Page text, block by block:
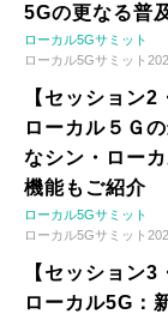
5Gの更なる普
ローカル5Gサミット
ローカル5Gサミット
【セッション
ローカル５Ｇ
なシン・ロー
機能もご紹介
ローカル5Gサミット
ローカル5Gサミット
【セッション
ローカル5G：